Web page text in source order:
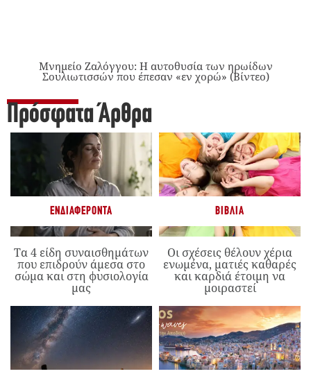
Μνημείο Ζαλόγγου: Η αυτοθυσία των ηρωίδων
Σουλιωτισσών που έπεσαν «εν χορώ» (Βίντεο)
Πρόσφατα Άρθρα
ΕΝΔΙΑΦΈΡΟΝΤΑ
Τα 4 είδη συναισθημάτων
που επιδρούν άμεσα στο
σώμα και στη φυσιολογία
μας
ΒΙΒΛΊΑ
Οι σχέσεις θέλουν χέρια
ενωμένα, ματιές καθαρές
και καρδιά έτοιμη να
μοιραστεί